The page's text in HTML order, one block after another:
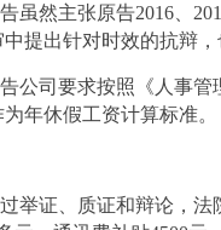
虽然主张原告2016、
中提出针对时效的抗辩
公司要求按照《人事管
年休假工资计算标准。
举证、质证和辩论，法